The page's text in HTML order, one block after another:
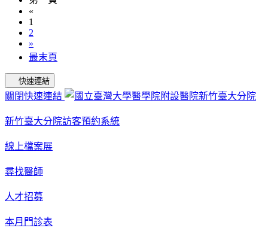
«
1
2
»
最末頁
快速連結
關閉快速連結
新竹臺大分院訪客預約系統
線上檔案展
尋找醫師
人才招募
本月門診表